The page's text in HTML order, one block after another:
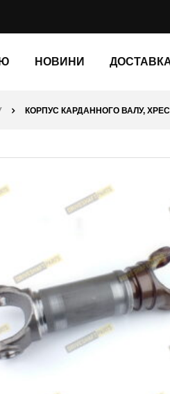
НОВИНИ
КОРПУС КАРДАННОГО ВАЛУ,